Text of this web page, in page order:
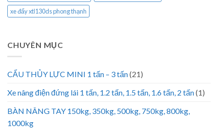
xe đẩy xtl130ds phong thạnh
CHUYÊN MỤC
CẨU THỦY LỰC MINI 1 tấn – 3 tấn(21)
Xe nâng điện đứng lái 1 tấn, 1.2 tấn, 1.5 tấn, 1.6 tấn, 2 tấn(1)
BÀN NÂNG TAY 150kg, 350kg, 500kg, 750kg, 800kg,
1000kg